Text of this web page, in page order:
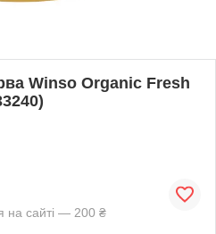
Winso Organic Fresh
на сайті — 200 ₴